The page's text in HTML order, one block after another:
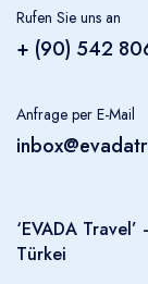
Rufen Sie uns an
+ (90) 542
Anfrage per E-Mail
‘EVADA
Türkei